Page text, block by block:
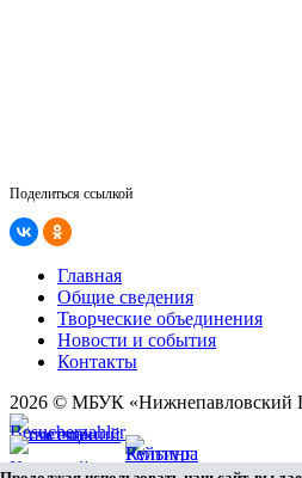
Поделиться ссылкой
Главная
Общие сведения
Творческие объединения
Новости и события
Контакты
2026 © МБУК
Карта сайта